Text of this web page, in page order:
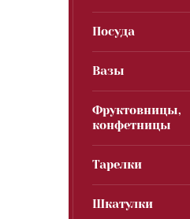
Посуда
Вазы
Фруктовницы,
конфетницы
Тарелки
Шкатулки